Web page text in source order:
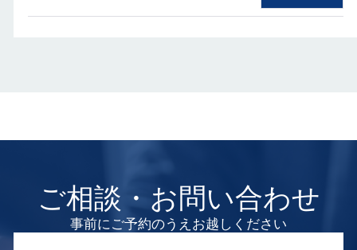
遺言書作成のご相談
【¥55,000】“贈与→無償であげる”
預貯金相続手続き代行、各種金融機関対応
ご相談・お問い合わせ
事前にご予約のうえお越しください